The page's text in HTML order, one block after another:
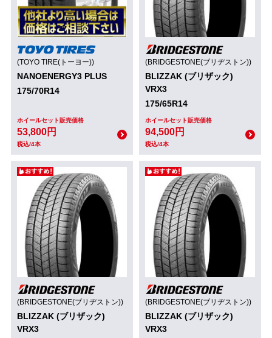
(TOYO TIRE(トーヨー))
NANOENERGY3 PLUS
175/70R14
ホイールセット販売価格
53,800円
税込/4本
(BRIDGESTONE(ブリヂストン))
BLIZZAK (ブリザック)
VRX3
175/65R14
ホイールセット販売価格
94,500円
税込/4本
(BRIDGESTONE(ブリヂストン))
BLIZZAK (ブリザック)
VRX3
(BRIDGESTONE(ブリヂストン))
BLIZZAK (ブリザック)
VRX3